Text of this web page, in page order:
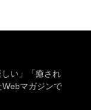
い」「癒され
マガジンで